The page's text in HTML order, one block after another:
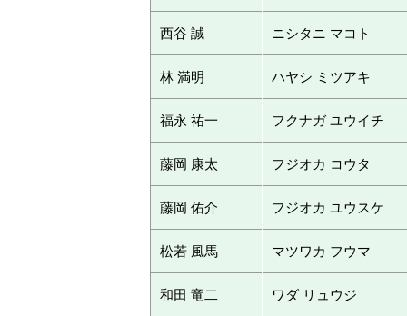
西谷 誠 ニシタニ マコト
林 満明 ハヤシ ミツアキ
福永 祐一 フクナガ ユウイチ
藤岡 康太 フジオカ コウタ
藤岡 佑介 フジオカ ユウスケ
松若 風馬 マツワカ フウマ
和田 竜二 ワダ リュウジ